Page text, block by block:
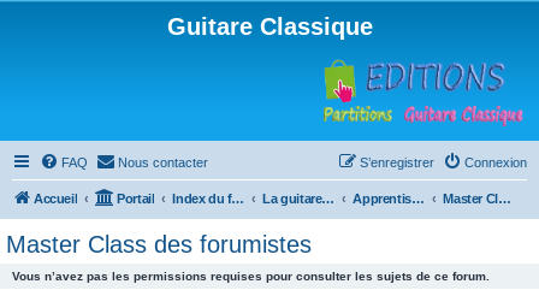
Guitare Classique
FAQ Nous contacter Connexion
S’enregistrer
Accueil Portail Index du forum La guitare : instrument, cours et théorie Apprentissage et enseignement de la guitare Master Class des forumistes
Master Class des forumistes
Vous n’avez pas les permissions requises pour consulter les sujets de ce forum.